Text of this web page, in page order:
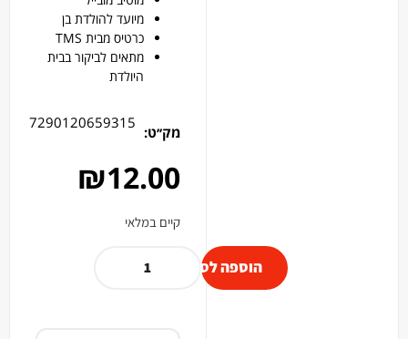
מיועד להולדת בן
כרטיס מבית TMS
מתאים לביקור בבית
היולדת
מק׳׳ט:
7290120659315
₪12.00
קיים במלאי
הוספה לסל